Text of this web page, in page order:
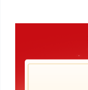
二〇二五